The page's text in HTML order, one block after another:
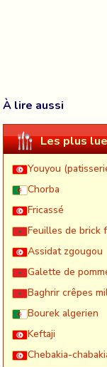
À lire aussi
Les plus
Youyou
Chorba
Fricassé
Feuilles de brick
Assidat zgougou
Galette de
Baghrir crêpes
Bourek algerien
Keftaji
Chebakia-